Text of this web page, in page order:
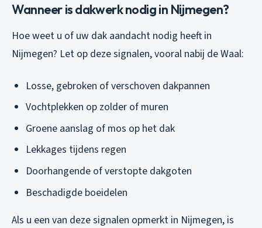
Wanneer is dakwerk nodig in Nijmegen?
Hoe weet u of uw dak aandacht nodig heeft in
Nijmegen? Let op deze signalen, vooral nabij de Waal:
Losse, gebroken of verschoven dakpannen
Vochtplekken op zolder of muren
Groene aanslag of mos op het dak
Lekkages tijdens regen
Doorhangende of verstopte dakgoten
Beschadigde boeidelen
Als u een van deze signalen opmerkt in Nijmegen, is